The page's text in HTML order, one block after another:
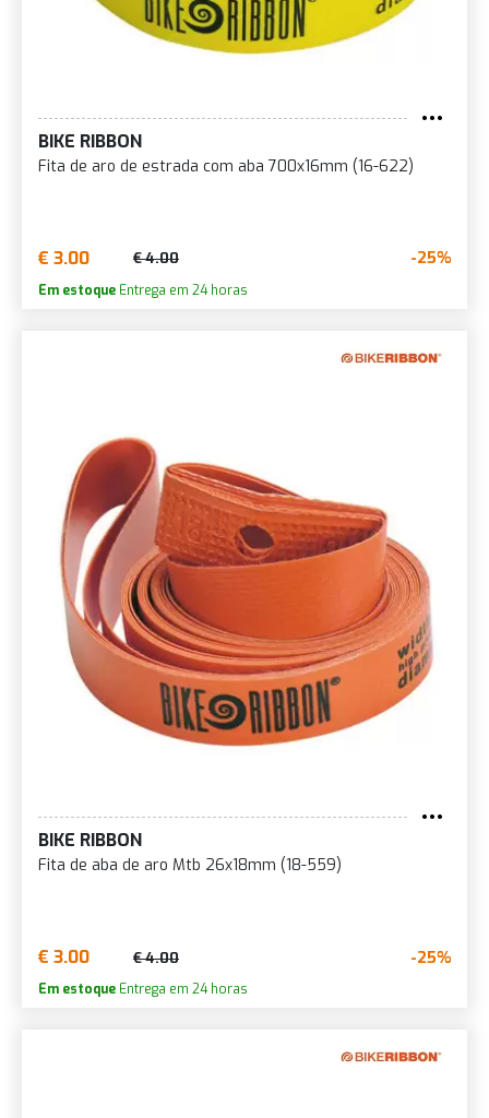
BIKE RIBBON
Fita de aro de estrada com aba 700x16mm (16-622)
€ 3.00 € 4.00 -25%
Em estoque Entrega em 24 horas
BIKE RIBBON
Fita de aba de aro Mtb 26x18mm (18-559)
€ 3.00 € 4.00 -25%
Em estoque Entrega em 24 horas